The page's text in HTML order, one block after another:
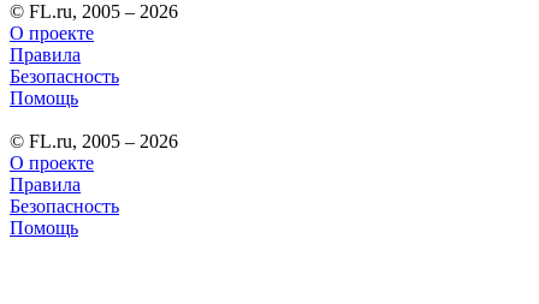
© FL.ru, 2005 – 2026
О проекте
Правила
Безопасность
Помощь
© FL.ru, 2005 – 2026
О проекте
Правила
Безопасность
Помощь